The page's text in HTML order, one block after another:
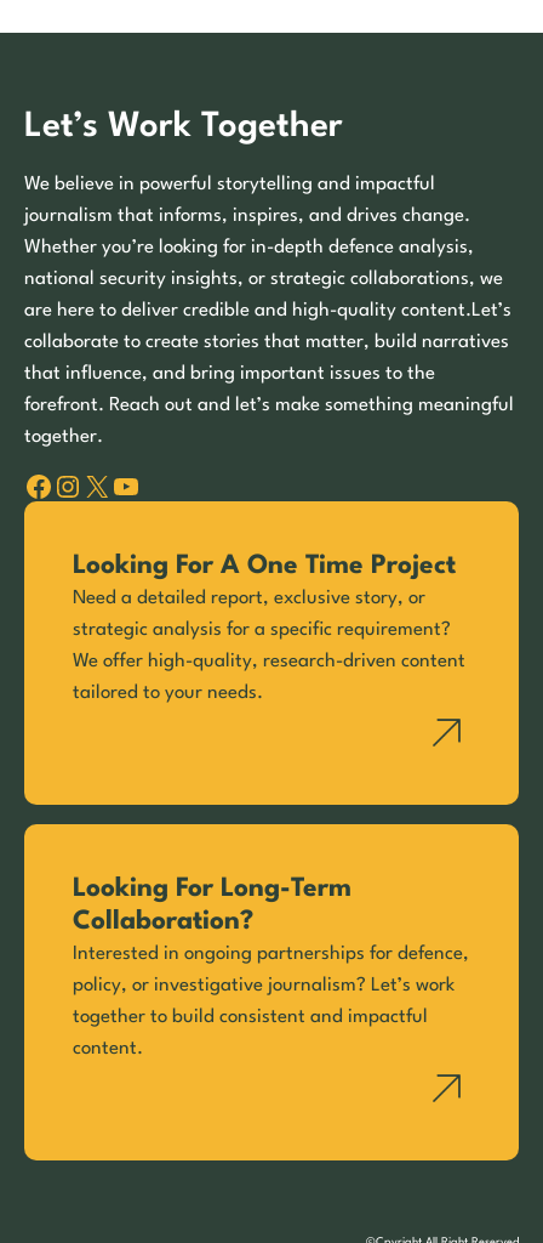
Let’s Work Together
We believe in powerful storytelling and impactful
journalism that informs, inspires, and drives change.
Whether you’re looking for in-depth defence analysis,
national security insights, or strategic collaborations, we
are here to deliver credible and high-quality content.Let’s
collaborate to create stories that matter, build narratives
that influence, and bring important issues to the
forefront. Reach out and let’s make something meaningful
together.
Facebook Instagram X YouTube
Looking For A One Time Project
Need a detailed report, exclusive story, or
strategic analysis for a specific requirement?
We offer high-quality, research-driven content
tailored to your needs.
Looking For Long-Term
Collaboration?
Interested in ongoing partnerships for defence,
policy, or investigative journalism? Let’s work
together to build consistent and impactful
content.